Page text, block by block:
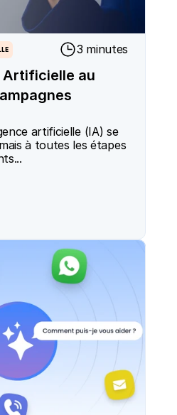
Artificielle au
3 minutes
artificielle (IA) se
à toutes les étapes